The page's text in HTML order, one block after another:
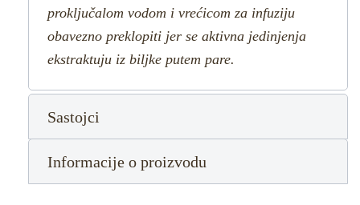
proključalom vodom i vrećicom za infuziju
obavezno preklopiti jer se aktivna jedinjenja
ekstraktuju iz biljke putem pare.
Sastojci
Informacije o proizvodu